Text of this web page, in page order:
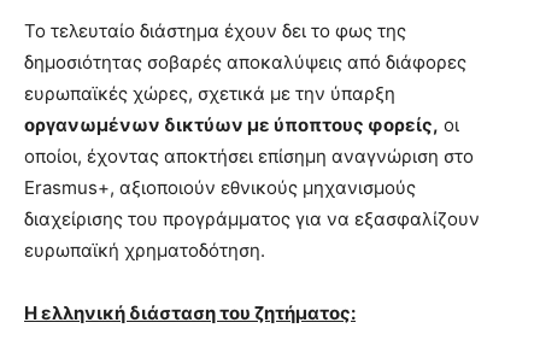
Το τελευταίο διάστημα έχουν δει το φως της
δημοσιότητας σοβαρές αποκαλύψεις από διάφορες
ευρωπαϊκές χώρες, σχετικά με την ύπαρξη
οργανωμένων δικτύων με ύποπτους φορείς, οι
οποίοι, έχοντας αποκτήσει επίσημη αναγνώριση στο
Erasmus+, αξιοποιούν εθνικούς μηχανισμούς
διαχείρισης του προγράμματος για να εξασφαλίζουν
ευρωπαϊκή χρηματοδότηση.
Η ελληνική διάσταση του ζητήματος: